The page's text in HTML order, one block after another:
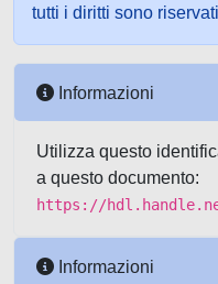
tutti i diritti sono
Informazioni
Utilizza questo
a questo documento:
https://
Informazioni